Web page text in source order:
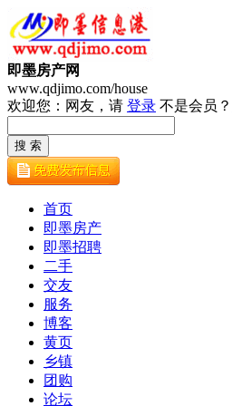
即墨房产网
www.qdjimo.com/house
欢迎您：网友，请 登录 不是会员？
首页
即墨房产
即墨招聘
二手
交友
服务
博客
黄页
乡镇
团购
论坛